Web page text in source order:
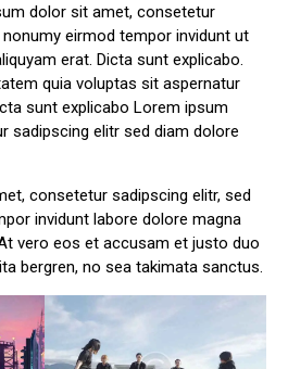
dolor sit amet, consetetur
eirmod tempor invidunt ut
erat. Dicta sunt explicabo.
quia voluptas sit aspernatur
sunt explicabo Lorem ipsum
sadipscing elitr sed diam dolore
consetetur sadipscing elitr, sed
invidunt labore dolore magna
vero eos et accusam et justo duo
bergren, no sea takimata sanctus.